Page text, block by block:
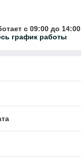
с 09:00 до 14:00
график работы